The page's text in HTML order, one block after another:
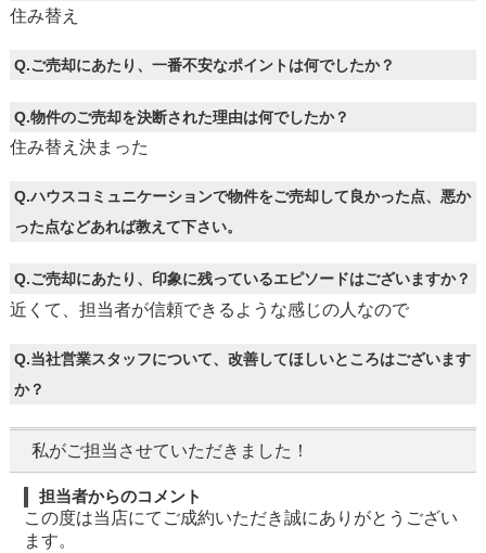
住み替え
Q.ご売却にあたり、一番不安なポイントは何でしたか？
Q.物件のご売却を決断された理由は何でしたか？
住み替え決まった
Q.ハウスコミュニケーションで物件をご売却して良かった点、悪か
った点などあれば教えて下さい。
Q.ご売却にあたり、印象に残っているエピソードはございますか？
近くて、担当者が信頼できるような感じの人なので
Q.当社営業スタッフについて、改善してほしいところはございます
か？
私がご担当させていただきました！
担当者からのコメント
この度は当店にてご成約いただき誠にありがとうござい
ます。